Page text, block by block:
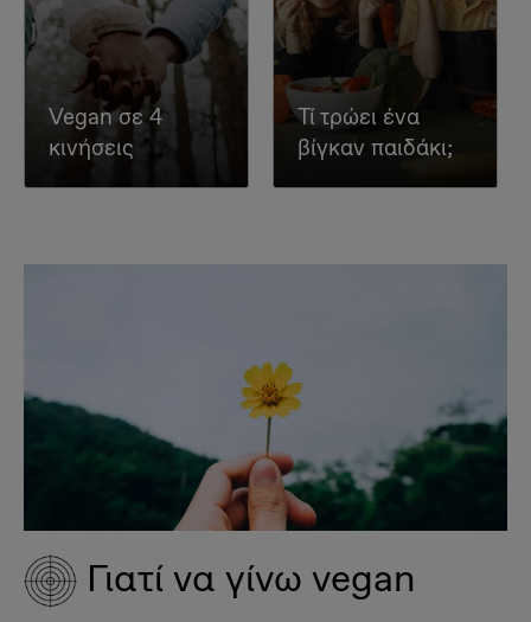
Vegan σε 4
κινήσεις
Τί τρώει ένα
βίγκαν παιδάκι;
Γιατί να γίνω vegan